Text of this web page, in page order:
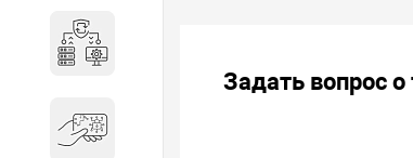
Задать вопрос о